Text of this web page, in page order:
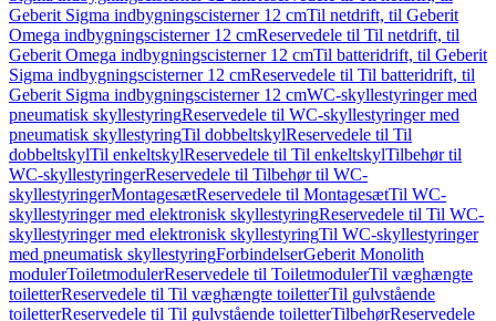
Geberit Sigma indbygningscisterner 12 cmTil netdrift, til Geberit
Omega indbygningscisterner 12 cmReservedele til Til netdrift, til
Geberit Omega indbygningscisterner 12 cmTil batteridrift, til Geberit
Sigma indbygningscisterner 12 cmReservedele til Til batteridrift, til
Geberit Sigma indbygningscisterner 12 cmWC-skyllestyringer med
pneumatisk skyllestyringReservedele til WC-skyllestyringer med
pneumatisk skyllestyringTil dobbeltskylReservedele til Til
dobbeltskylTil enkeltskylReservedele til Til enkeltskylTilbehør til
WC-skyllestyringerReservedele til Tilbehør til WC-
skyllestyringerMontagesætReservedele til MontagesætTil WC-
skyllestyringer med elektronisk skyllestyringReservedele til Til WC-
skyllestyringer med elektronisk skyllestyringTil WC-skyllestyringer
med pneumatisk skyllestyringForbindelserGeberit Monolith
modulerToiletmodulerReservedele til ToiletmodulerTil væghængte
toiletterReservedele til Til væghængte toiletterTil gulvstående
toiletterReservedele til Til gulvstående toiletterTilbehørReservedele